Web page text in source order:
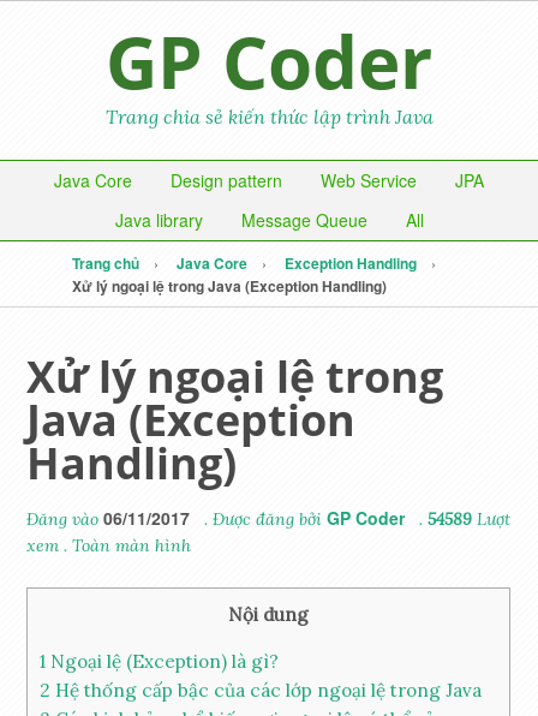
GP Coder
Trang chia sẻ kiến thức lập trình Java
Java Core Design pattern Web Service
JPA
Java library
Message Queue All
Trang chủ Java Core
Exception Handling
Xử lý ngoại lệ trong Java (Exception Handling)
Xử lý ngoại lệ trong
Java (Exception
Handling)
Đăng vào06/11/2017 . Được đăng bởiGP Coder .54589 Lượt
xem .Toàn màn hình
Nội dung
1 Ngoại lệ (Exception) là gì?
2 Hệ thống cấp bậc của các lớp ngoại lệ trong Java